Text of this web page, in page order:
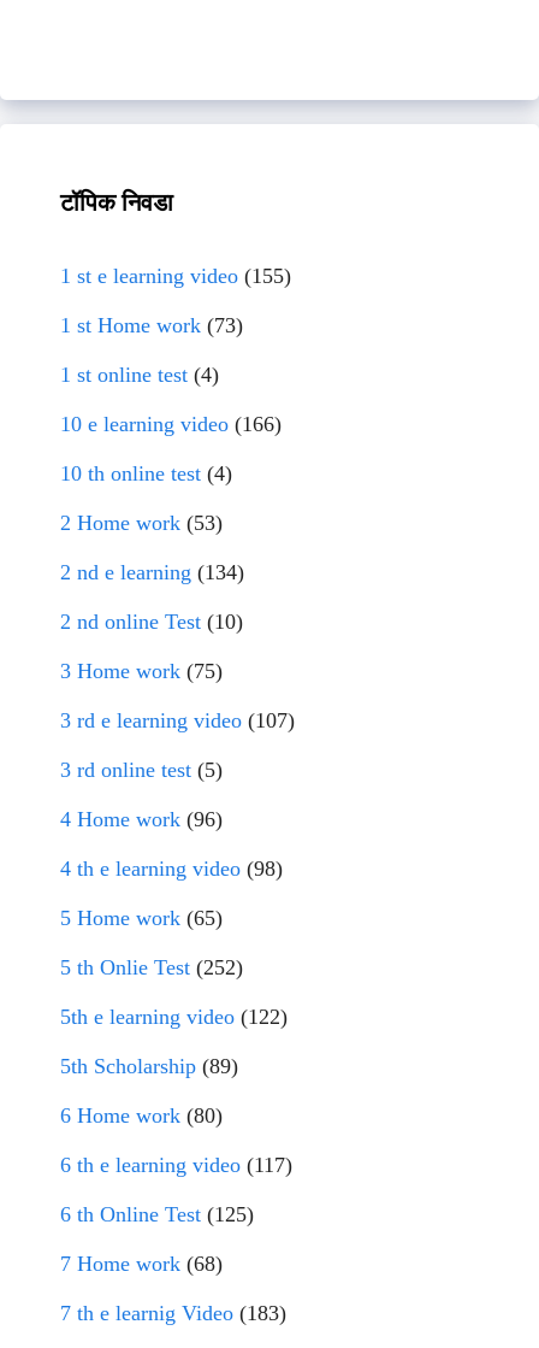
टॉपिक निवडा
1 st e learning video (155)
1 st Home work (73)
1 st online test (4)
10 e learning video (166)
10 th online test (4)
2 Home work (53)
2 nd e learning (134)
2 nd online Test (10)
3 Home work (75)
3 rd e learning video (107)
3 rd online test (5)
4 Home work (96)
4 th e learning video (98)
5 Home work (65)
5 th Onlie Test (252)
5th e learning video (122)
5th Scholarship (89)
6 Home work (80)
6 th e learning video (117)
6 th Online Test (125)
7 Home work (68)
7 th e learnig Video (183)